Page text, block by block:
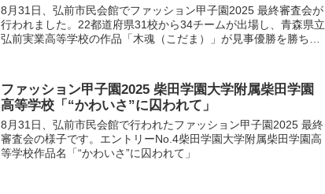
8月31日、弘前市民会館でファッション甲子園2025 最終審査会が
行われました。22都道府県31校から34チームが出場し、青森県立
弘前実業高等学校の作品「木魂（こだま）」が見事優勝を勝ち取
ファッション甲子園2025 柴田学園大学附属柴田学園
高等学校「“かわいさ”に囚われて」
8月31日、弘前市民会館で行われたファッション甲子園2025 最終
審査会の様子です。エントリーNo.4柴田学園大学附属柴田学園高
等学校作品名「“かわいさ”に囚われて」